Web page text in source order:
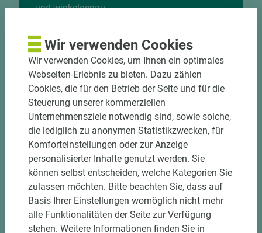
und winkelgenau
halbautomatische Beschickung
Einzelteiletikettierung auf Wunsch möglich
Materialschonende und kundengerechte
Verpackung der Fixmaße
Jetzt Zuschnitt anfragen
Wir verwenden Cookies
Wir verwenden Cookies, um Ihnen ein optimales
Webseiten-Erlebnis zu bieten. Dazu zählen
Cookies, die für den Betrieb der Seite und für die
Steuerung unserer kommerziellen
Unternehmensziele notwendig sind, sowie solche,
die lediglich zu anonymen Statistikzwecken, für
Komforteinstellungen oder zur Anzeige
personalisierter Inhalte genutzt werden. Sie
können selbst entscheiden, welche Kategorien Sie
zulassen möchten. Bitte beachten Sie, dass auf
Basis Ihrer Einstellungen womöglich nicht mehr
alle Funktionalitäten der Seite zur Verfügung
stehen. Weitere Informationen finden Sie in